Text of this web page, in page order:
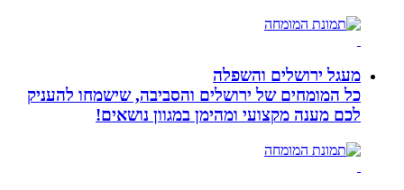
מעגל ירושלים והשפלה
כל המומחים של ירושלים והסביבה, שישמחו להעניק
לכם מענה מקצועי ומהימן במגוון נושאים!